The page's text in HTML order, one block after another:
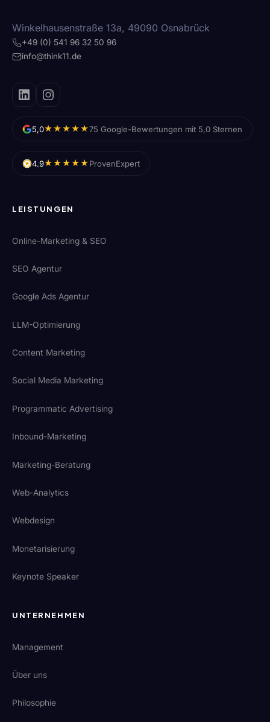
Winkelhausenstraße 13a, 49090 Osnabrück
+49 (0) 541 96 32 50 96
info@think11.de
5,0★★★★★75 Google-Bewertungen mit 5,0 Sternen
4.9★★★★★ProvenExpert
LEISTUNGEN
Online-Marketing & SEO
SEO Agentur
Google Ads Agentur
LLM-Optimierung
Content Marketing
Social Media Marketing
Programmatic Advertising
Inbound-Marketing
Marketing-Beratung
Web-Analytics
Webdesign
Monetarisierung
Keynote Speaker
UNTERNEHMEN
Management
Über uns
Philosophie